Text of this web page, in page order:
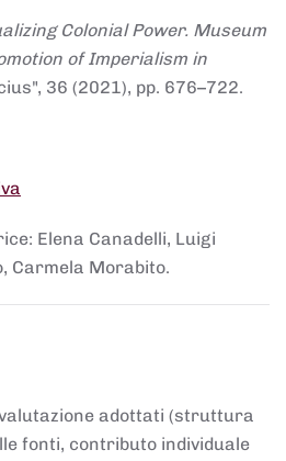
Colonial Power. Museum
of Imperialism in
36 (2021), pp. 676–722.
Elena Canadelli, Luigi
Carmela Morabito.
adottati (struttura
fonti, contributo individuale